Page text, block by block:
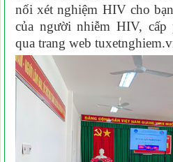
nối xét nghiệm HIV cho
của người nhiễm HIV, cấp
qua trang web